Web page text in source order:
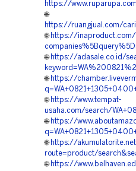
https://
🌐
https://ruangjual.com/
🌐 https://inaproduct.com/
🌐 https://adasale.co.id/
🌐 https://
🌐 https://www.tempat-
usaha.com/search/
🌐 https://
🌐 https://
route=product/
🌐 https://